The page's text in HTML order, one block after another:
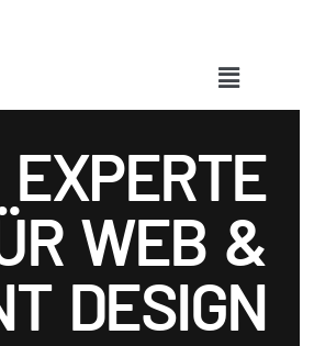
EXPERTE
WEB &
DESIGN